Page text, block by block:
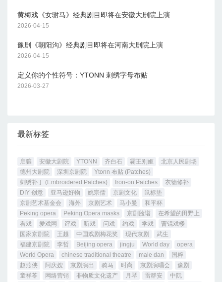
黄梅戏《女驸马》经典剧目即将在安徽大剧院上演
2026-04-15
豫剧《朝阳沟》经典剧目即将在河南大剧院上演
2026-04-15
定义你的个性符号：YTONN 刺绣字母布贴
2026-03-27
最新标签
启骧 安徽大剧院 YTONN 齐白石 霸王别姬
北京人民剧场
德州大剧院
深圳京剧院
Ytonn 布贴 (Patches)
刺绣补丁 (Embroidered Patches)
Iron-on Patches
衣物修补
DIY 创意
亚马逊好物 姚宗儒 京剧文化
鼠标垫
京剧艺术基金会
海外 京剧艺术 马小曼
和平杯
Peking opera
Peking Opera masks 京剧脸谱
在希望的田野上
看戏
爱戏网 评戏 听戏 问戏 约戏 学戏
曹锟戏楼
国家京剧院
王越 中国戏剧梅花奖 现代京剧
武生
福建京剧院
李哲 Beijing opera jingju World day
opera
World Opera
chinese traditional theatre male dan
国粹
赵燕侠
阿庆嫂 京剧演出 骑马 时尚 京剧演唱会
豫剧
童祥苓
网络营销 非物质文化遗产 月琴 雷群安 中阮